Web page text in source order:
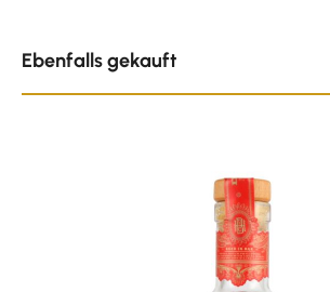
Ebenfalls gekauft